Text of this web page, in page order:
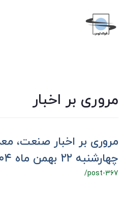
مروری بر اخبار
مروری بر اخبار صنعت،
چهارشنبه ۲۲ بهمن ماه ۱۴۰۴
/post-367